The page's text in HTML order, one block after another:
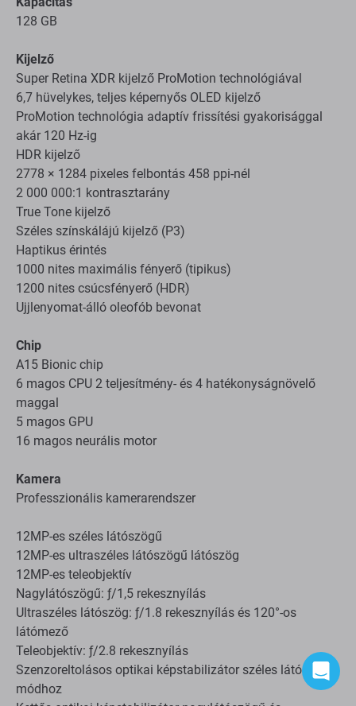
Kapacitás
Kijelző
Super Retina XDR kijelző ProMotion technológiával
6,7 hüvelykes, teljes képernyős OLED kijelző
ProMotion technológia adaptív frissítési gyakorisággal
akár 120 Hz-ig
HDR kijelző
2778 × 1284 pixeles felbontás 458 ppi-nél
2 000 000:1 kontrasztarány
True Tone kijelző
Széles színskálájú kijelző (P3)
Haptikus érintés
1000 nites maximális fényerő (tipikus)
1200 nites csúcsfényerő (HDR)
Chip
A15 Bionic chip
6 magos CPU 2 teljesítmény- és 4 hatékonyságnövelő
maggal
5 magos GPU
Kamera
12MP-es széles látószögű
12MP-es ultraszéles látószögű látószög
12MP-es teleobjektív
Nagylátószögű: ƒ/1,5 rekesznyílás
Ultraszéles látószög: ƒ/1.8 rekesznyílás és 120°-os
látómező
Teleobjektív: ƒ/2.8 rekesznyílás
Szenzoreltolásos optikai képstabilizátor széles látószögű